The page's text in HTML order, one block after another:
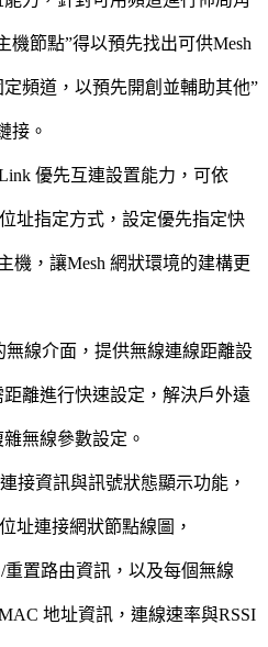
機節點”得以預先找出可供Mesh
頻道，以預先開創並輔助其他”
接。
優先互連設置能力，可依
址指定方式，設定優先指定快
機，讓Mesh 網狀環境的建構更
無線介面，提供無線連線距離設
離進行快速設定，解決戶外遠
無線參數設定。
接資訊與訊號狀態顯示功能，
址連接網狀節點線圖，
置路由資訊，以及每個無線
地址資訊，連線速率與RSSI